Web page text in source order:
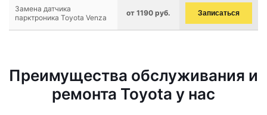
Замена датчика
парктроника Toyota Venza
от 1190 руб. Записаться
Преимущества обслуживания и
ремонта Toyota у нас